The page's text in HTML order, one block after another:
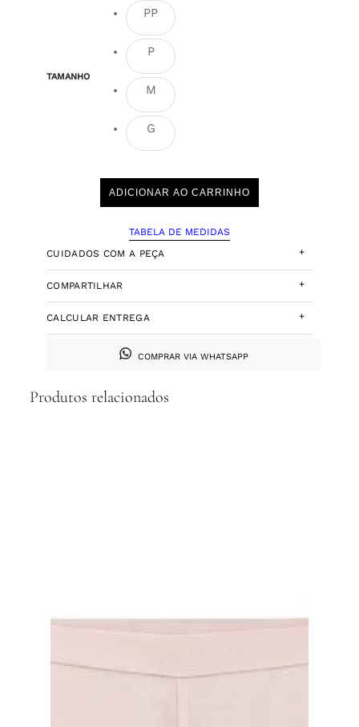
TAMANHO
PP
P
M
G
ADICIONAR AO CARRINHO
TABELA DE MEDIDAS
CUIDADOS COM A PEÇA
+
COMPARTILHAR +
CALCULAR ENTREGA +
COMPRAR VIA WHATSAPP
Produtos relacionados